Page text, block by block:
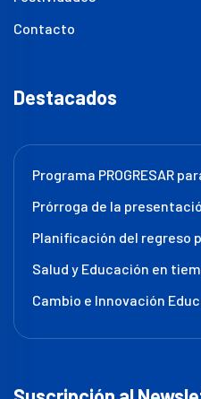
Contacto
Destacados
Programa PROGRESAR
Prórroga de la
Planificación del regreso
Salud y Educación en
Cambio e Innovación